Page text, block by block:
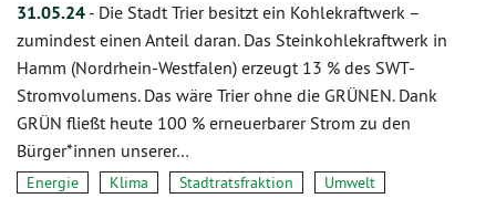
31.05.24 - Die Stadt Trier besitzt ein Kohlekraftwerk –
zumindest einen Anteil daran. Das Steinkohlekraftwerk in
Hamm (Nordrhein-Westfalen) erzeugt 13 % des SWT-
Stromvolumens. Das wäre Trier ohne die GRÜNEN. Dank
GRÜN fließt heute 100 % erneuerbarer Strom zu den
Bürger*innen unserer…
Energie Klima Stadtratsfraktion Umwelt